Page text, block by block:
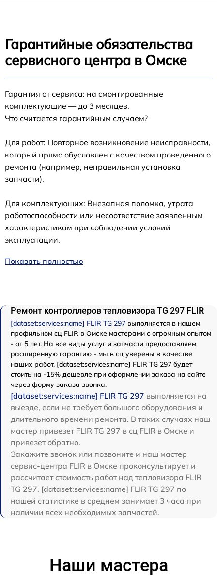
Гарантийные обязательства
сервисного центра в Омске
Гарантия от сервиса: на смонтированные
комплектующие — до 3 месяцев.
Что считается гарантийным случаем?
Для работ: Повторное возникновение неисправности,
который прямо обусловлен с качеством проведенного
ремонта (например, неправильная установка
запчасти).
Для комплектующих: Внезапная поломка, утрата
работоспособности или несоответствие заявленным
характеристикам при соблюдении условий
эксплуатации.
Показать полностью
Ремонт контроллеров тепловизора TG 297 FLIR
[dataset:services:name] FLIR TG 297 выполняется в нашем
профильном сц FLIR в Омске мастерами с огромным опытом
- от 5 лет. На все виды услуг и запчасти предоставляем
расширенную гарантию - мы в сц уверены в качестве
наших работ. [dataset:services:name] FLIR TG 297 будет
стоить на -15% дешевле при оформлении заказа на сайте
через форму заказа звонка.
[dataset:services:name] FLIR TG 297 выполняется на
выезде, если не требует большого оборудования и
длительного времени ремонта. В таких случаях наш
мастер привезет FLIR TG 297 в сц FLIR в Омске и
привезет обратно.
Закажите звонок или позвоните и наш мастер
сервис-центра FLIR в Омске проконсультирует и
рассчитает стоимость работ над тепловизора FLIR
TG 297. [dataset:services:name] FLIR TG 297 по
нашей статистике в среднем занимает 3 часа при
наличии всех необходимых запчастей.
Наши мастера